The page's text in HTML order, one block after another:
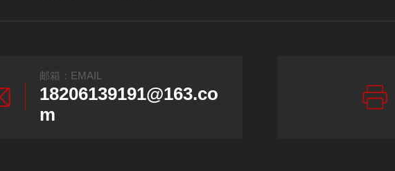
邮箱：EMAIL
18206139191@163.co
m